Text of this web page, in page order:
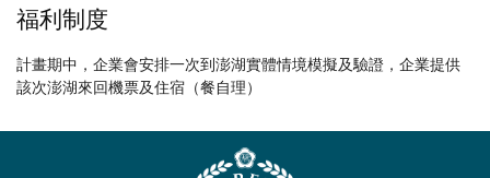
福利制度
計畫期中，企業會安排一次到澎湖實體情境模擬及驗證，企業提供
該次澎湖來回機票及住宿（餐自理）